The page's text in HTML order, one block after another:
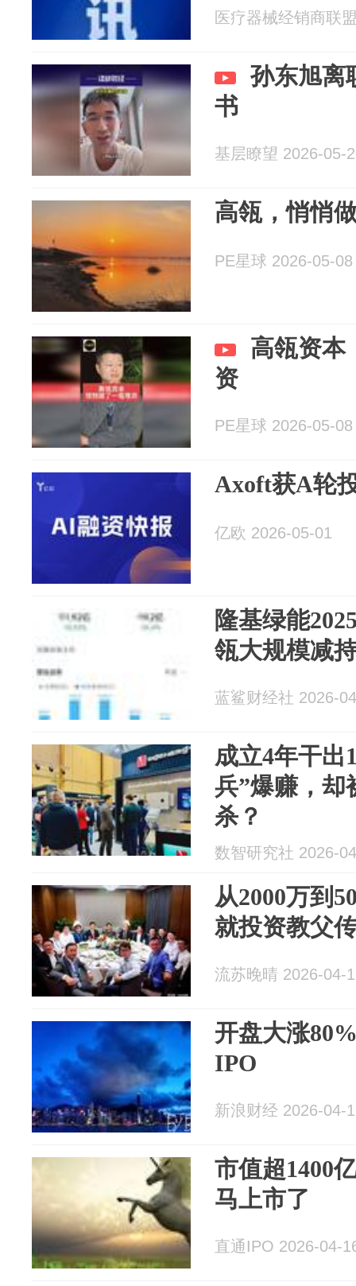
医疗器械经销商联
孙东旭离
书
基层瞭望 2026-05-
高瓴，悄悄
PE星球 2026-05-08
高瓴资本
资
PE星球 2026-05-08
Axoft获A轮
亿欧 2026-05-01
隆基绿能
瓴大规模减
蓝鲨财经社 2026-
成立4年干出
兵”爆赚，却
杀？
数智研究社 2026-
从2000万到
就投资教父
流苏晚晴 2026-04-
开盘大涨
IPO
新浪财经 2026-04-
市值超1400
马上市了
直通IPO 2026-04-